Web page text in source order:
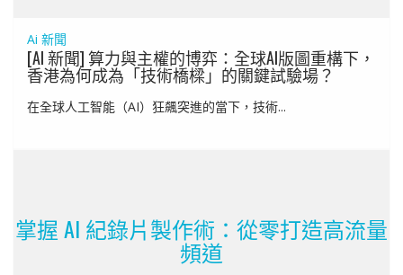
Ai 新聞
[AI 新聞] 算力與主權的博弈：全球AI版圖重構下，
香港為何成為「技術橋樑」的關鍵試驗場？
在全球人工智能（AI）狂飆突進的當下，技術...
掌握 AI 紀錄片製作術：從零打造高流量
頻道